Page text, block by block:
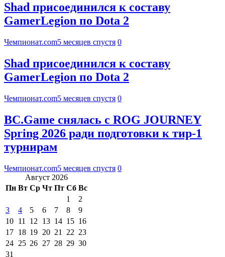
Shad присоединился к составу
GamerLegion по Dota 2
Чемпионат.com5 месяцев спустя 0
Shad присоединился к составу
GamerLegion по Dota 2
Чемпионат.com5 месяцев спустя 0
BC.Game снялась с ROG JOURNEY
Spring 2026 ради подготовки к тир-1
турнирам
Чемпионат.com5 месяцев спустя 0
Август 2026
Пн Вт Ср Чт Пт Сб Вс
1
2
3
4 5 6 7 8
9
10 11 12 13 14 15 16
17 18 19 20 21 22 23
24 25 26 27 28 29 30
31